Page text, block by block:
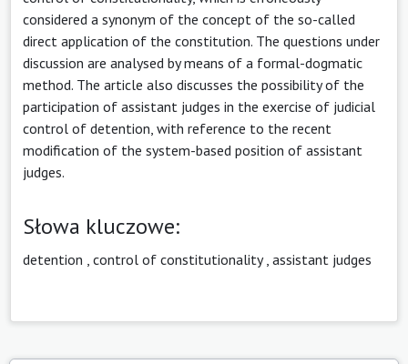
considered a synonym of the concept of the so-called
direct application of the constitution. The questions under
discussion are analysed by means of a formal-dogmatic
method. The article also discusses the possibility of the
participation of assistant judges in the exercise of judicial
control of detention, with reference to the recent
modification of the system-based position of assistant
judges.
Słowa kluczowe:
detention control of constitutionality, assistant judges